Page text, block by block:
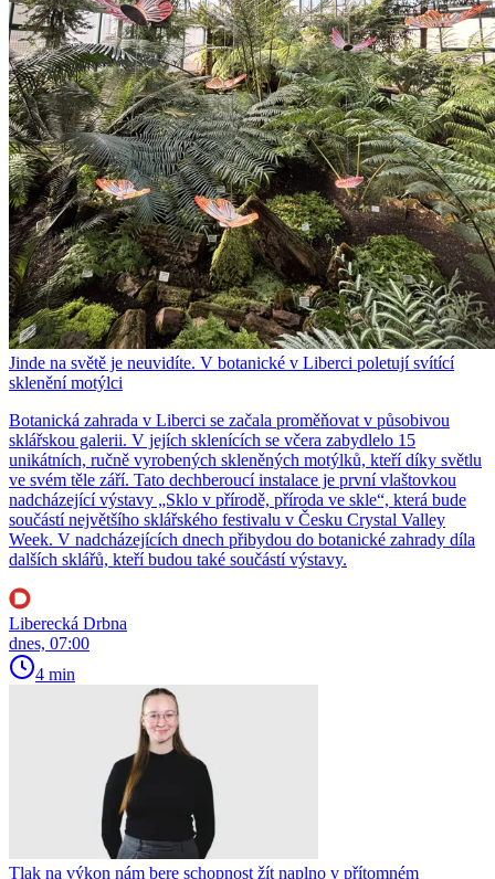
Jinde na světě je neuvidíte. V botanické v Liberci poletují svítící
sklenění motýlci
Botanická zahrada v Liberci se začala proměňovat v působivou
sklářskou galerii. V jejích sklenících se včera zabydlelo 15
unikátních, ručně vyrobených skleněných motýlků, kteří díky světlu
ve svém těle září. Tato dechberoucí instalace je první vlaštovkou
nadcházející výstavy „Sklo v přírodě, příroda ve skle“, která bude
součástí největšího sklářského festivalu v Česku Crystal Valley
Week. V nadcházejících dnech přibydou do botanické zahrady díla
dalších sklářů, kteří budou také součástí výstavy.
Liberecká Drbna
dnes, 07:00
4 min
Tlak na výkon nám bere schopnost žít naplno v přítomném